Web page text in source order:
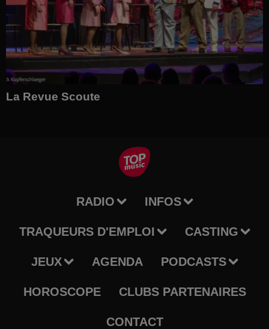
La Revue Scoute
RADIO INFOS
TRAQUEURS D'EMPLOI CASTING
JEUX AGENDA PODCASTS
HOROSCOPE CLUBS PARTENAIRES
CONTACT